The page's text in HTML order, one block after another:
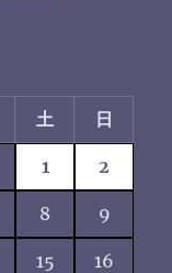
土 日
1 2
8 9
15 16